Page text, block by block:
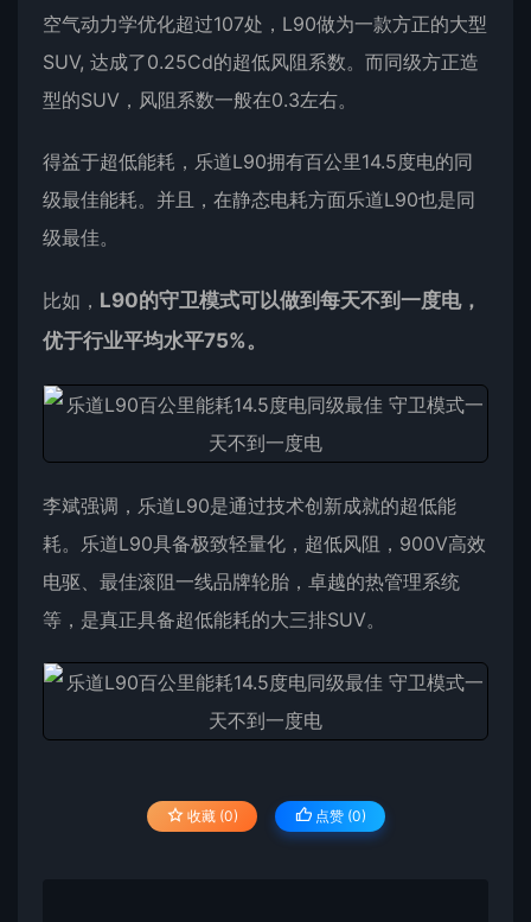
空气动力学优化超过107处，L90做为一款方正的大型
SUV, 达成了0.25Cd的超低风阻系数。而同级方正造
型的SUV，风阻系数一般在0.3左右。
得益于超低能耗，乐道L90拥有百公里14.5度电的同
级最佳能耗。并且，在静态电耗方面乐道L90也是同
级最佳。
比如， L90的守卫模式可以做到每天不到一度电，
优于行业平均水平75%。
李斌强调，乐道L90是通过技术创新成就的超低能
耗。乐道L90具备极致轻量化，超低风阻，900V高效
电驱、最佳滚阻一线品牌轮胎，卓越的热管理系统
等，是真正具备超低能耗的大三排SUV。
收藏 (0) 点赞 (0)